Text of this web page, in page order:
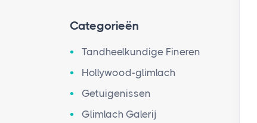
Categorieën
Tandheelkundige Fineren
Hollywood-glimlach
Getuigenissen
Glimlach Galerij